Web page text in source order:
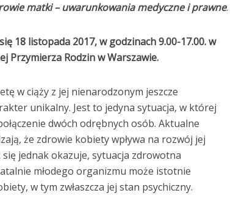
matki – uwarunkowania medyczne i prawne.
18 listopada 2017, w godzinach 9.00-17.00. w
Przymierza Rodzin w Warszawie.
w ciąży z jej nienarodzonym jeszcze
unikalny. Jest to jedyna sytuacja, w której
dwóch odrębnych osób. Aktualne
że zdrowie kobiety wpływa na rozwój jej
się jednak okazuje, sytuacja zdrowotna
młodego organizmu może istotnie
w tym zwłaszcza jej stan psychiczny.